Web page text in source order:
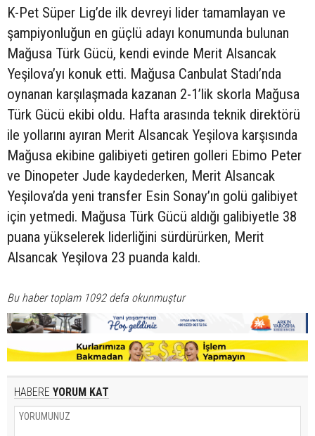
K-Pet Süper Lig’de ilk devreyi lider tamamlayan ve
şampiyonluğun en güçlü adayı konumunda bulunan
Mağusa Türk Gücü, kendi evinde Merit Alsancak
Yeşilova’yı konuk etti. Mağusa Canbulat Stadı’nda
oynanan karşılaşmada kazanan 2-1’lik skorla Mağusa
Türk Gücü ekibi oldu. Hafta arasında teknik direktörü
ile yollarını ayıran Merit Alsancak Yeşilova karşısında
Mağusa ekibine galibiyeti getiren golleri Ebimo Peter
ve Dinopeter Jude kaydederken, Merit Alsancak
Yeşilova’da yeni transfer Esin Sonay’ın golü galibiyet
için yetmedi. Mağusa Türk Gücü aldığı galibiyetle 38
puana yükselerek liderliğini sürdürürken, Merit
Alsancak Yeşilova 23 puanda kaldı.
Bu haber toplam 1092 defa okunmuştur
HABERE YORUM KAT